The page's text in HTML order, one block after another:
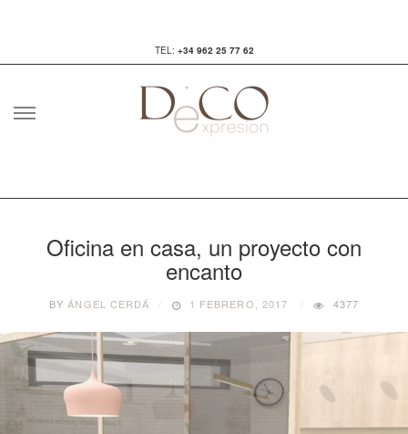
TEL: +34 962 25 77 62
Oficina en casa, un proyecto con
encanto
BY ÁNGEL CERDÁ 1 FEBRERO, 2017 4377